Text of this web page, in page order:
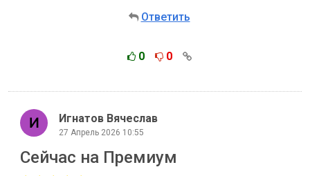
Ответить
0 0
Игнатов Вячеслав
27 Апрель 2026 10:55
Сейчас на Премиум